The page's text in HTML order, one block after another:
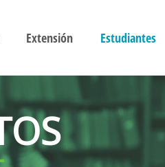
Extensión Estudiantes